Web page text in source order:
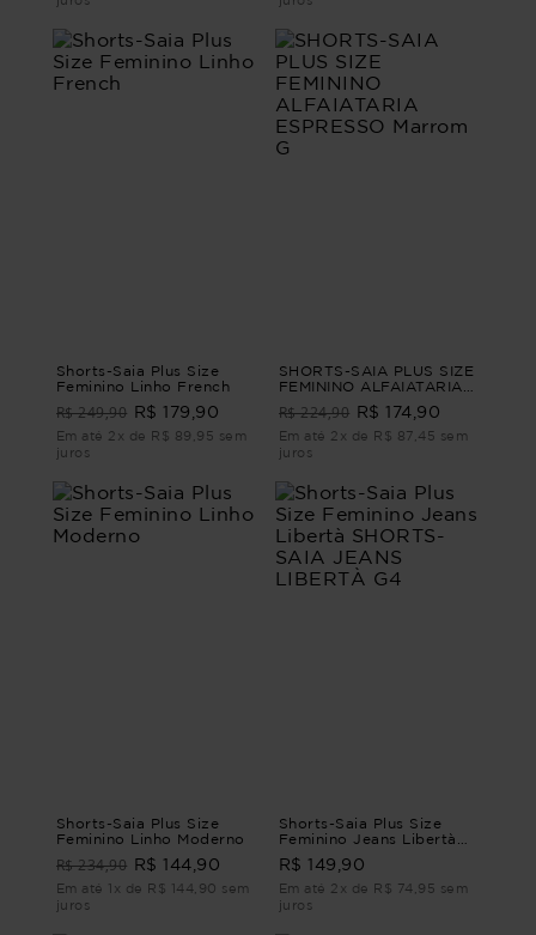
Shorts-Saia Plus Size
Feminino Linho French
R$ 249,90 R$ 179,90
Em até 2x de R$ 89,95 sem
juros
SHORTS-SAIA PLUS SIZE
FEMININO ALFAIATARIA
ESPRESSO Marrom G
R$ 224,90 R$ 174,90
Em até 2x de R$ 87,45 sem
juros
Shorts-Saia Plus Size
Feminino Linho Moderno
R$ 234,90 R$ 144,90
Em até 1x de R$ 144,90 sem
juros
Shorts-Saia Plus Size
Feminino Jeans Libertà
SHORTS-SAIA JEANS
LIBERTÀ G4
R$ 149,90
Em até 2x de R$ 74,95 sem
juros